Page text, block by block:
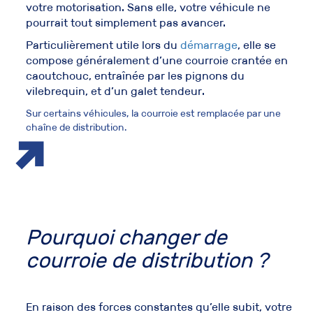
votre motorisation. Sans elle, votre véhicule ne
pourrait tout simplement pas avancer.
Particulièrement utile lors dudémarrage, elle se
compose généralement d’une courroie crantée en
caoutchouc, entraînée par les pignons du
vilebrequin, et d’ungalet tendeur.
Sur certains véhicules, la courroie est remplacée par une
chaîne de distribution.
Pourquoi changer de
courroie de distribution?
En raison des forces constantes qu’elle subit, votre